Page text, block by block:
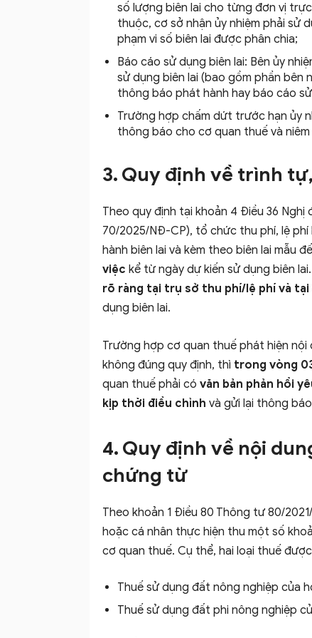
số lượng biên lai cho từng đơn vị
thuộc, cơ sở nhận ủy nhiệm phải sử
phạm vi số biên lai được phân chia;
Báo cáo sử dụng biên lai: Bên ủy
sử dụng biên lai (bao gồm phần bên
thông báo phát hành hay báo cáo
Trường hợp chấm dứt trước hạn ủy
thông báo cho cơ quan thuế và
3. Quy định về trình
Theo quy định tại khoản 4 Điều 36
70/2025/NĐ-CP), tổ chức thu phí, lệ
hành biên lai và kèm theo biên lai mẫu
việc kể từ ngày dự kiến sử dụng biên
rõ ràng tại trụ sở thu phí/lệ phí và
dụng biên lai.
Trường hợp cơ quan thuế phát hiện
không đúng quy định, thì trong vòng
quan thuế phải có văn bản phản hồi
kịp thời điều chỉnh và gửi lại thông
4. Quy định về nội
chứng từ
Theo khoản 1 Điều 80 Thông tư 80/
hoặc cá nhân thực hiện thu một số
cơ quan thuế. Cụ thể, hai loại thuế
Thuế sử dụng đất nông nghiệp của
Thuế sử dụng đất phi nông nghiệp